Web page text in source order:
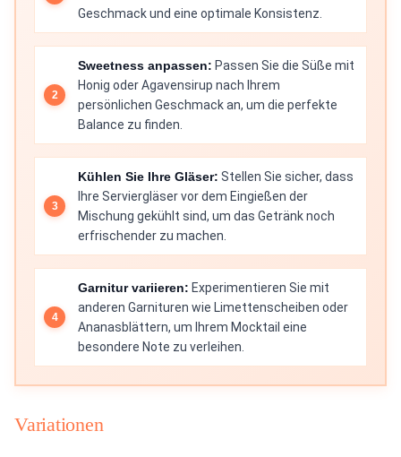
Geschmack und eine optimale Konsistenz.
Sweetness anpassen: Passen Sie die Süße mit
Honig oder Agavensirup nach Ihrem
persönlichen Geschmack an, um die perfekte
Balance zu finden.
Kühlen Sie Ihre Gläser: Stellen Sie sicher, dass
Ihre Serviergläser vor dem Eingießen der
Mischung gekühlt sind, um das Getränk noch
erfrischender zu machen.
Garnitur variieren: Experimentieren Sie mit
anderen Garnituren wie Limettenscheiben oder
Ananasblättern, um Ihrem Mocktail eine
besondere Note zu verleihen.
Variationen